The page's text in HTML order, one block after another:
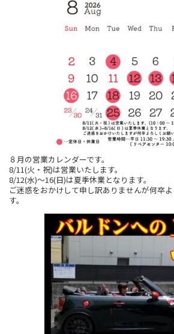
８月の営業カレンダーです。
8/11(火・祝)は営業いたします。
8/12(水)～16(日)は夏季休業となります。
ご迷惑をおかけして申し訳ありませんが何卒
す。